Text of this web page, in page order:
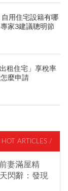
用住宅設籍有哪
家3建議聰明節
租住宅」享稅率
麼申請
ARTICLES /
妻滿屋精
閃辭：發現